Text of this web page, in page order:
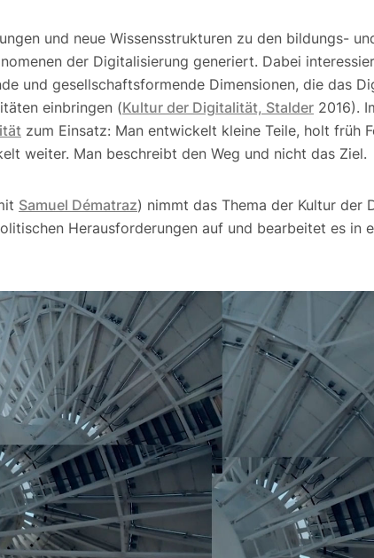
und neue Wissensstrukturen zu den bildungs-
der Digitalisierung generiert. Dabei
und gesellschaftsformende Dimensionen, die das
einbringen (Kultur der Digitalität, Stalder 2016).
zum Einsatz: Man entwickelt kleine Teile, holt früh
weiter. Man beschreibt den Weg und nicht das Ziel.
Samuel Dématraz) nimmt das Thema der Kultur der
Herausforderungen auf und bearbeitet es in